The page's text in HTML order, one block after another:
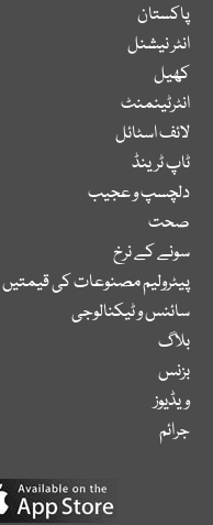
پاکستان
انٹر نیشنل
کھیل
انٹرٹینمنٹ
لائف اسٹائل
ٹاپ ٹرینڈ
دلچسپ و عجیب
صحت
سونے کے نرخ
پیٹرولیم مصنوعات کی قیمتیں
سائنس و ٹیکنالوجی
بلاگ
بزنس
ویڈیوز
جرائم